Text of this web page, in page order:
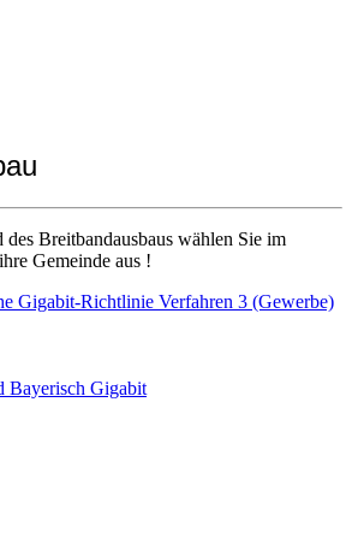
des Breitbandausbaus wählen Sie im
Gemeinde aus !
Gigabit-Richtlinie Verfahren 3 (Gewerbe)
Bayerisch Gigabit